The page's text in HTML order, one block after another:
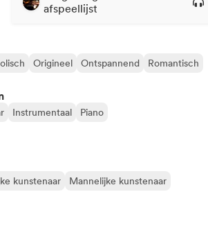
afspeellijst
Origineel Ontspannend Romantisch
Instrumentaal
Piano
kunstenaar Mannelijke kunstenaar